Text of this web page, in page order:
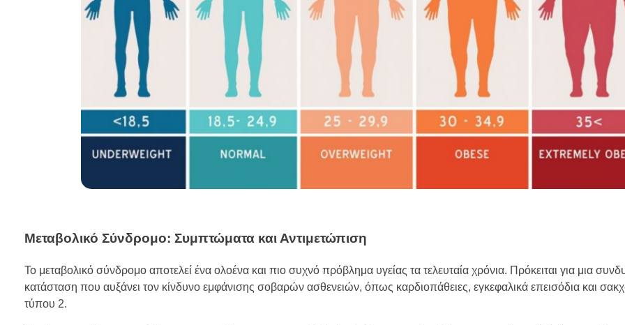
Μεταβολικό Σύνδρομο: Συμπτώματα και Αντιμετώπιση
Το μεταβολικό σύνδρομο αποτελεί ένα ολοένα και πιο συχνό πρόβλημα υγείας τα τελευταία χρόνια. Πρόκειται για μια
κατάσταση που αυξάνει τον κίνδυνο εμφάνισης σοβαρών ασθενειών, όπως καρδιοπάθειες, εγκεφαλικά επεισόδια και
τύπου 2.